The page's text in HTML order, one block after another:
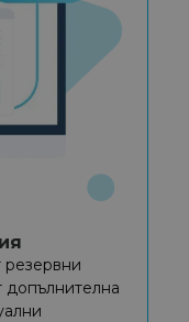
резервни
допълнителна